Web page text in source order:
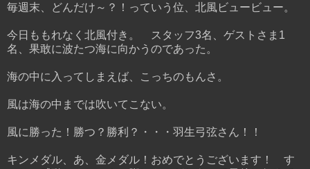
毎週末、どんだけ～？！っていう位、北風ビュービュー。
今日ももれなく北風付き。 スタッフ3名、ゲストさま1
名、果敢に波たつ海に向かうのであった。
海の中に入ってしまえば、こっちのもんさ。
風は海の中までは吹いてこない。
風に勝った！勝つ？勝利？・・・羽生弓弦さん！！
キンメダル、あ、金メダル！おめでとうございます！ す